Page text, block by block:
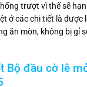
trượt vì thế sẽ
ở các chi tiết là được
ăn mòn, không bị gỉ
Bộ đầu cờ lê